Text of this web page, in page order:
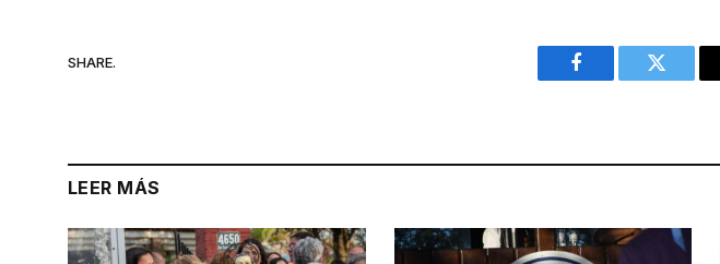
SHARE.
Facebook Twitter
LEER MÁS